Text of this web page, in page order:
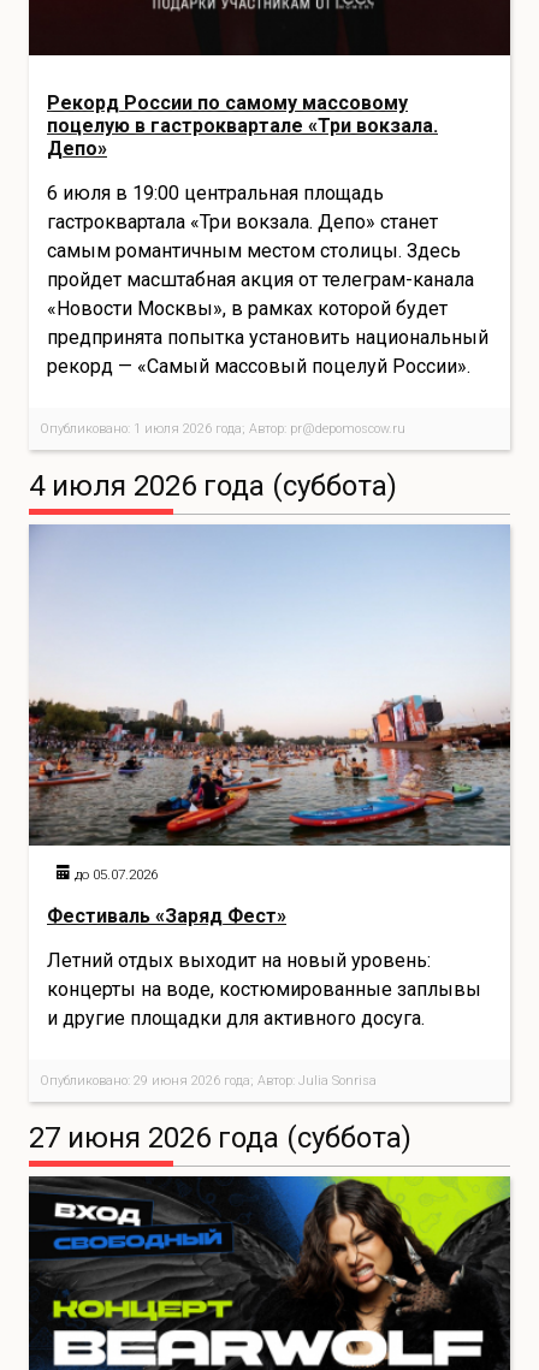
Рекорд России по самому массовому
поцелую в гастроквартале «Три вокзала.
Депо»
6 июля в 19:00 центральная площадь
гастроквартала «Три вокзала. Депо» станет
самым романтичным местом столицы. Здесь
пройдет масштабная акция от телеграм-канала
«Новости Москвы», в рамках которой будет
предпринята попытка установить национальный
рекорд — «Самый массовый поцелуй России».
Опубликовано: 1 июля 2026 года; Автор: pr@depomoscow.ru
4 июля 2026 года (суббота)
до 05.07.2026
Фестиваль «Заряд Фест»
Летний отдых выходит на новый уровень:
концерты на воде, костюмированные заплывы
и другие площадки для активного досуга.
Опубликовано: 29 июня 2026 года; Автор: Julia Sonrisa
27 июня 2026 года (суббота)